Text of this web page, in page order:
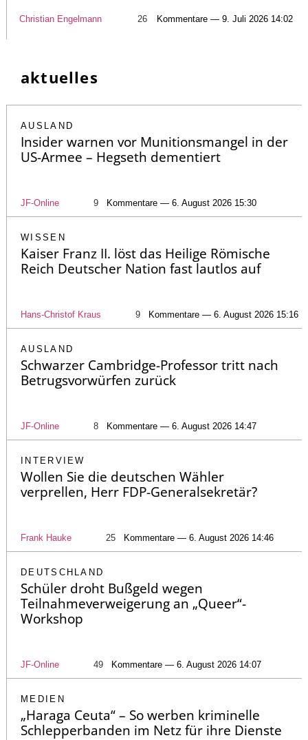
Christian Engelmann 26 Kommentare — 9. Juli 2026 14:02
aktuelles
AUSLAND
Insider warnen vor Munitionsmangel in der
US-Armee – Hegseth dementiert
JF-Online 9 Kommentare — 6. August 2026 15:30
WISSEN
Kaiser Franz II. löst das Heilige Römische
Reich Deutscher Nation fast lautlos auf
Hans-Christof Kraus 9 Kommentare — 6. August 2026 15:16
AUSLAND
Schwarzer Cambridge-Professor tritt nach
Betrugsvorwürfen zurück
JF-Online 8 Kommentare — 6. August 2026 14:47
INTERVIEW
Wollen Sie die deutschen Wähler
verprellen, Herr FDP-Generalsekretär?
Frank Hauke 25 Kommentare — 6. August 2026 14:46
DEUTSCHLAND
Schüler droht Bußgeld wegen
Teilnahmeverweigerung an „Queer“-
Workshop
JF-Online 49 Kommentare — 6. August 2026 14:07
MEDIEN
„Haraga Ceuta“ – So werben kriminelle
Schlepperbanden im Netz für ihre Dienste